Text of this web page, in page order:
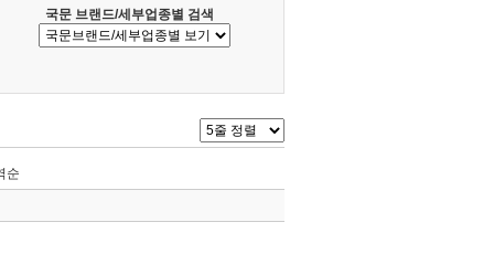
국문 브랜드/세부업종별 검색
순